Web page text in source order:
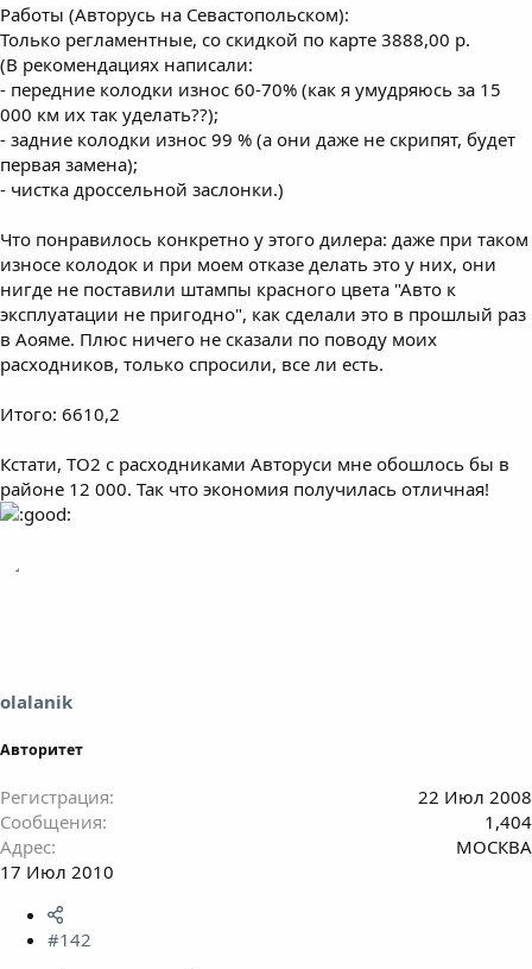
Работы (Авторусь на Севастопольском):
Только регламентные, со скидкой по карте 3888,00 р.
(В рекомендациях написали:
- передние колодки износ 60-70% (как я умудряюсь за 15
000 км их так уделать??);
- задние колодки износ 99 % (а они даже не скрипят, будет
первая замена);
- чистка дроссельной заслонки.)
Что понравилось конкретно у этого дилера: даже при таком
износе колодок и при моем отказе делать это у них, они
нигде не поставили штампы красного цвета "Авто к
эксплуатации не пригодно", как сделали это в прошлый раз
в Аояме. Плюс ничего не сказали по поводу моих
расходников, только спросили, все ли есть.
Итого: 6610,2
Кстати, ТО2 с расходниками Авторуси мне обошлось бы в
районе 12 000. Так что экономия получилась отличная!
olalanik
Авторитет
Регистрация
22 Июл 2008
Сообщения
1,404
Адрес
МОСКВА
17 Июл 2010
#142